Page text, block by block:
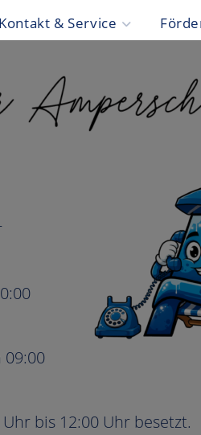
Kontakt & Service
09:00
bis 12:00 Uhr besetzt.